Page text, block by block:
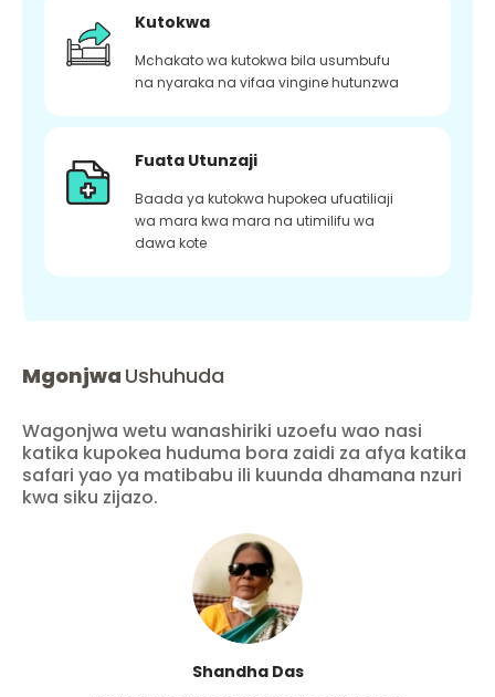
Kutokwa
Mchakato wa kutokwa bila usumbufu
na nyaraka na vifaa vingine hutunzwa
Fuata Utunzaji
Baada ya kutokwa hupokea ufuatiliaji
wa mara kwa mara na utimilifu wa
dawa kote
Mgonjwa Ushuhuda
Wagonjwa wetu wanashiriki uzoefu wao nasi
katika kupokea huduma bora zaidi za afya katika
safari yao ya matibabu ili kuunda dhamana nzuri
kwa siku zijazo.
Shandha Das